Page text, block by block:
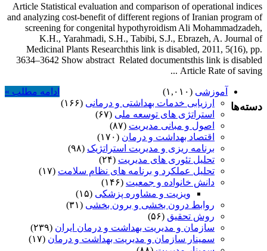
مقاله
در
باره
غربالگری
کم
کاری
در
ایران
Article Statistical evaluation and comparison of operational indices
and analyzing cost-benefit of different regions of Iranian program of
screening for congenital hypothyroidism Ali Mohammadzadeh,
K.H., Yarahmadi, S.H., Tabibi, S.J., Ebrazeh, A. Journal of
Medicinal Plants Researchthis link is disabled, 2011, 5(16), pp.
3634–3642 Show abstract Related documentsthis link is disabled
Article Rate of saving ...
ادامه مطلب »
دسته‌ها
آموزشی (۱,۰۱۰)
ارزیابی خدمات بهداشتی و درمانی (۱۶۶)
استراتژی های توسعه ملی (۶۷)
اصول و مبانی مدیریت (۸۷)
اقتصاد بهداشت و درمان (۱۷۰)
برنامه ریزی و مدیریت استراتژیک (۹۸)
تحلیل تئوری های مدیریت (۲۴)
تحلیل عملکرد و برنامه های نظام سلامت (۱۷)
دانش خانواده و جمعیت (۱۴۶)
ویزیت و مشاوره پزشکی (۱۵)
روابط درون بخشی و برون بخشی (۳۱)
روش تحقیق (۵۶)
سازمان و مدیریت بهداشت و درمان ایران (۲۳۹)
سمینار سازمان و مدیریت بهداشت و درمان (۱۷)